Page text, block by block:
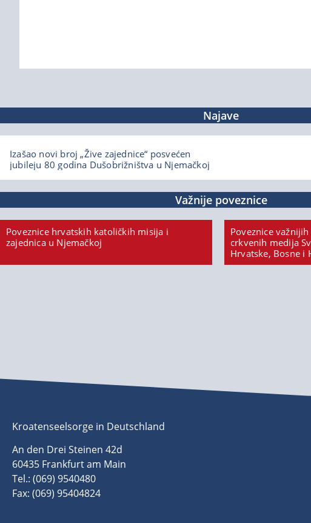
Najave
Izašao novi broj „Žive zajednice“ posvećen
jubileju 80 godina Dušobrižništva u Njemačkoj
Važnije poveznice
Poveznice hrvatskih katoličkih misija i
zajednica u Njemačkoj
Poveznice
crkvenih medija
Hrvatske, Bosne i
Kroatenseelsorge in Deutschland
An den Drei Steinen 42d
60435 Frankfurt am Main
Tel.: (069) 9540480
Fax: (069) 95404824